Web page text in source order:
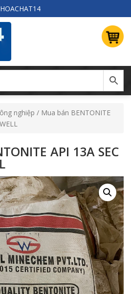
nghiệp / Mua bán BENTONITE
API 13A SEC